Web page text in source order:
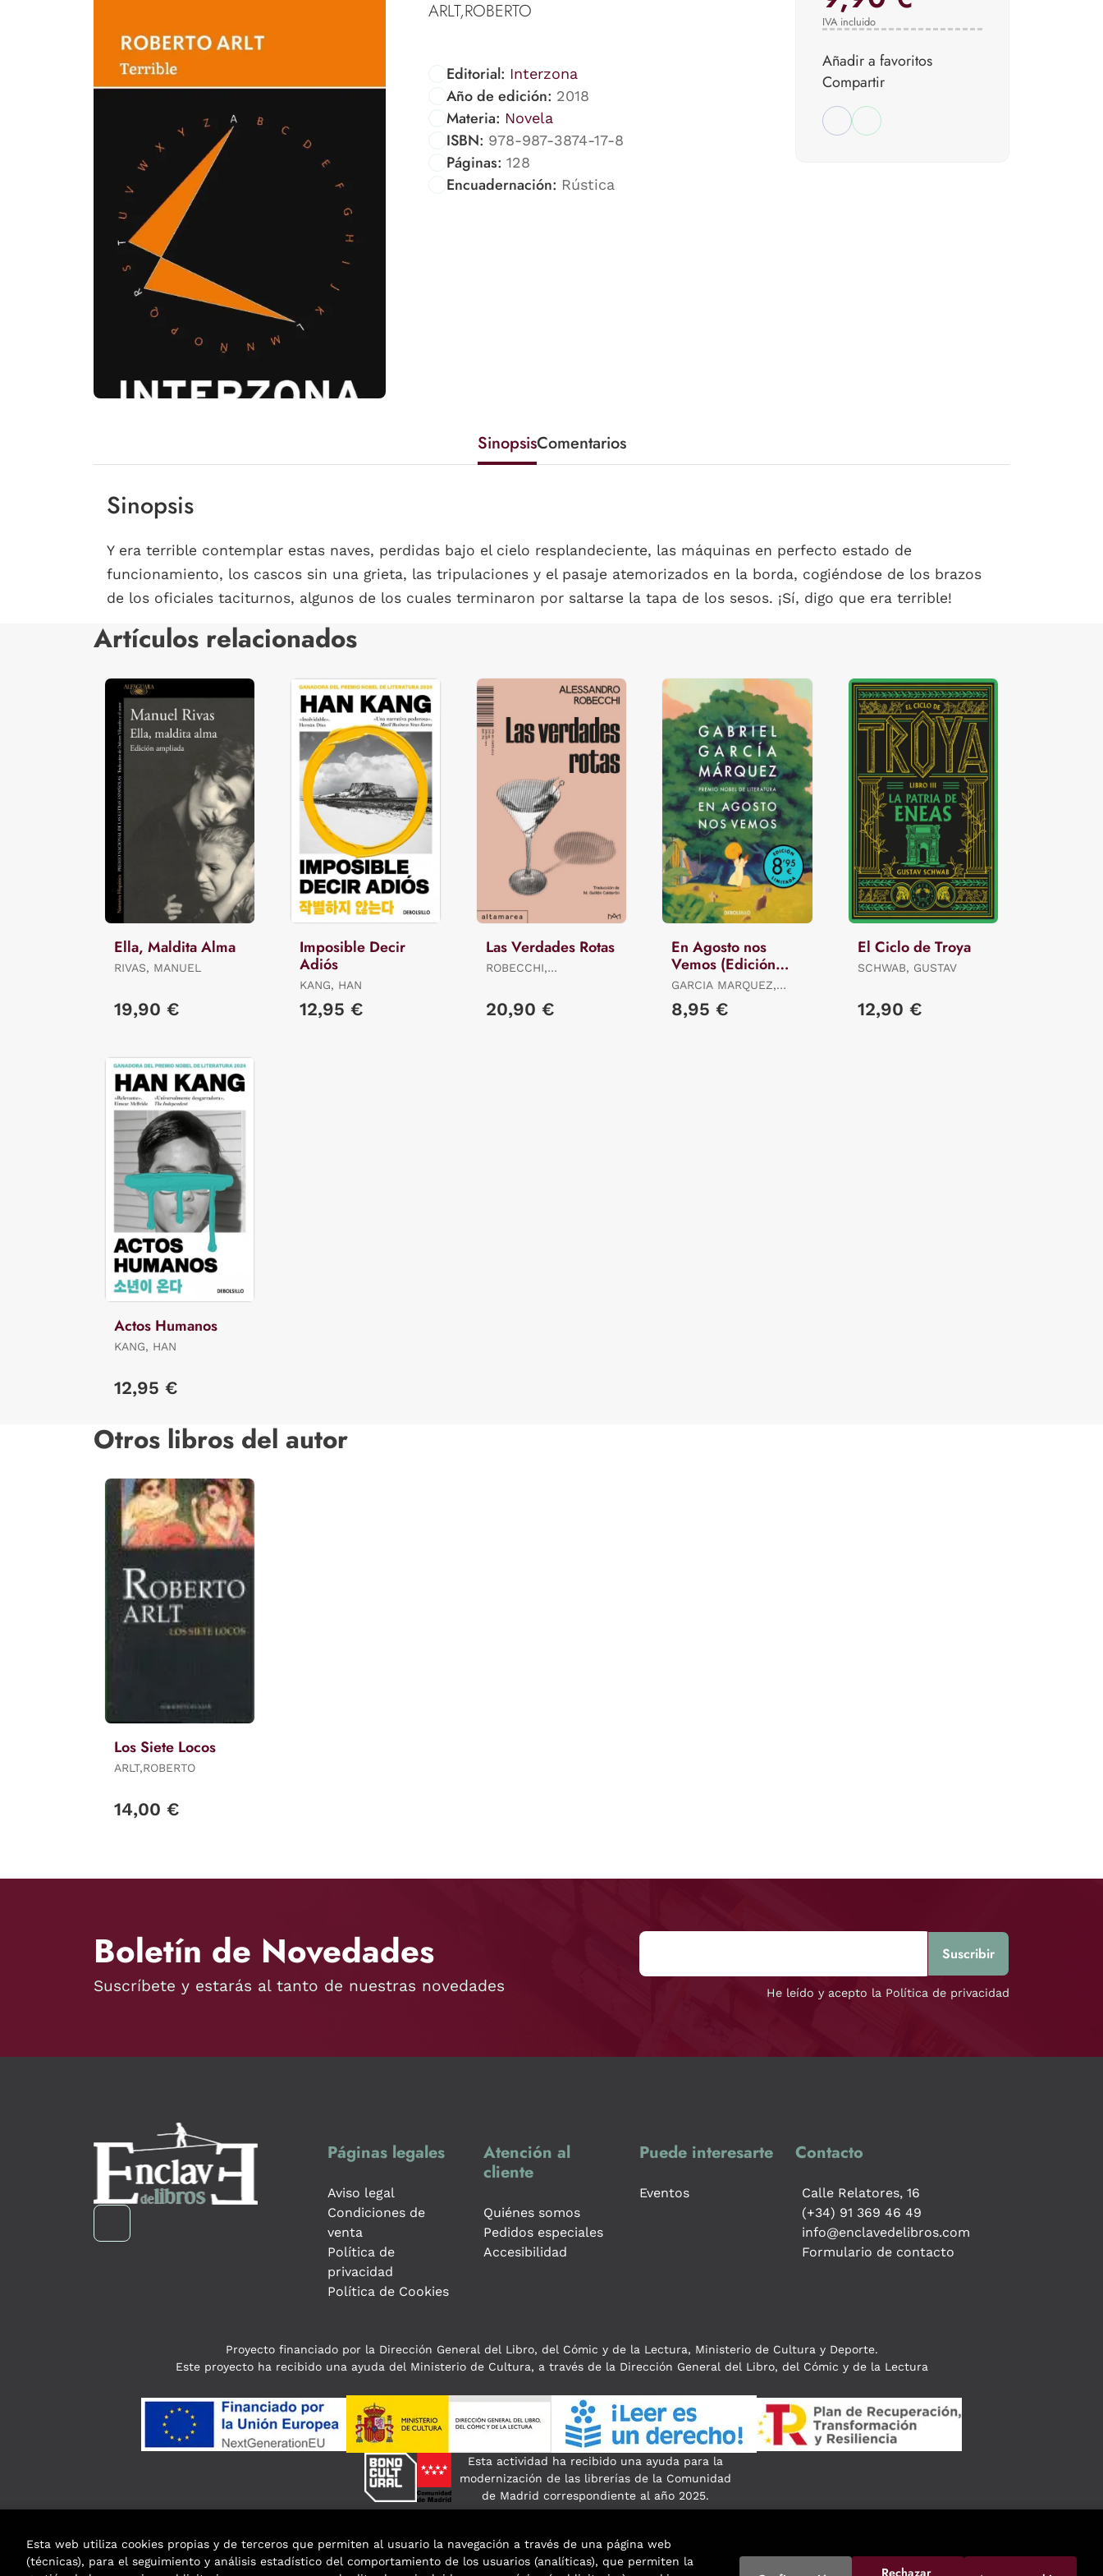
ARLT,ROBERTO
Editorial: Interzona
Año de edición: 2018
Materia: Novela
ISBN: 978-987-3874-17-8
Páginas: 128
Encuadernación: Rústica
IVA incluido
Añadir a favoritos
Compartir
SinopsisComentarios
Sinopsis
Y era terrible contemplar estas naves, perdidas bajo el cielo resplandeciente, las máquinas en perfecto estado de
funcionamiento, los cascos sin una grieta, las tripulaciones y el pasaje atemorizados en la borda, cogiéndose de los brazos
de los oficiales taciturnos, algunos de los cuales terminaron por saltarse la tapa de los sesos. ¡Sí, digo que era terrible!
Artículos relacionados
Ella, Maldita Alma
RIVAS, MANUEL
19,90 €
Imposible Decir
Adiós
KANG, HAN
12,95 €
Las Verdades Rotas
ROBECCHI,
20,90 €
En Agosto nos
Vemos (Edición
Limitada)
GARCIA MARQUEZ,
8,95 €
El Ciclo de Troya
SCHWAB, GUSTAV
12,90 €
Actos Humanos
KANG, HAN
12,95 €
Otros libros del autor
Los Siete Locos
ARLT,ROBERTO
14,00 €
Boletín de Novedades
Suscríbete y estarás al tanto de nuestras novedades He leído y acepto la Política de privacidad
Páginas legales
Aviso legal
Condiciones de
venta
Política de
privacidad
Política de Cookies
Atención al
cliente
Quiénes somos
Pedidos especiales
Accesibilidad
Puede interesarte
Eventos
Contacto
Calle Relatores, 16
(+34) 91 369 46 49
info@enclavedelibros.com
Formulario de contacto
Proyecto financiado por la Dirección General del Libro, del Cómic y de la Lectura, Ministerio de Cultura y Deporte.
Este proyecto ha recibido una ayuda del Ministerio de Cultura, a través de la Dirección General del Libro, del Cómic y de la Lectura
Esta actividad ha recibido una ayuda para la
modernización de las librerías de la Comunidad
de Madrid correspondiente al año 2025.
Esta web utiliza cookies propias y de terceros que permiten al usuario la navegación a través de una página web
(técnicas), para el seguimiento y análisis estadístico del comportamiento de los usuarios (analíticas), que permiten la
Rechazar